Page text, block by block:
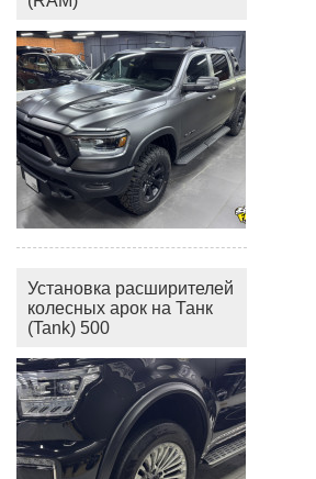
Установка расширителей
колесных арок на Танк
(Tank) 500